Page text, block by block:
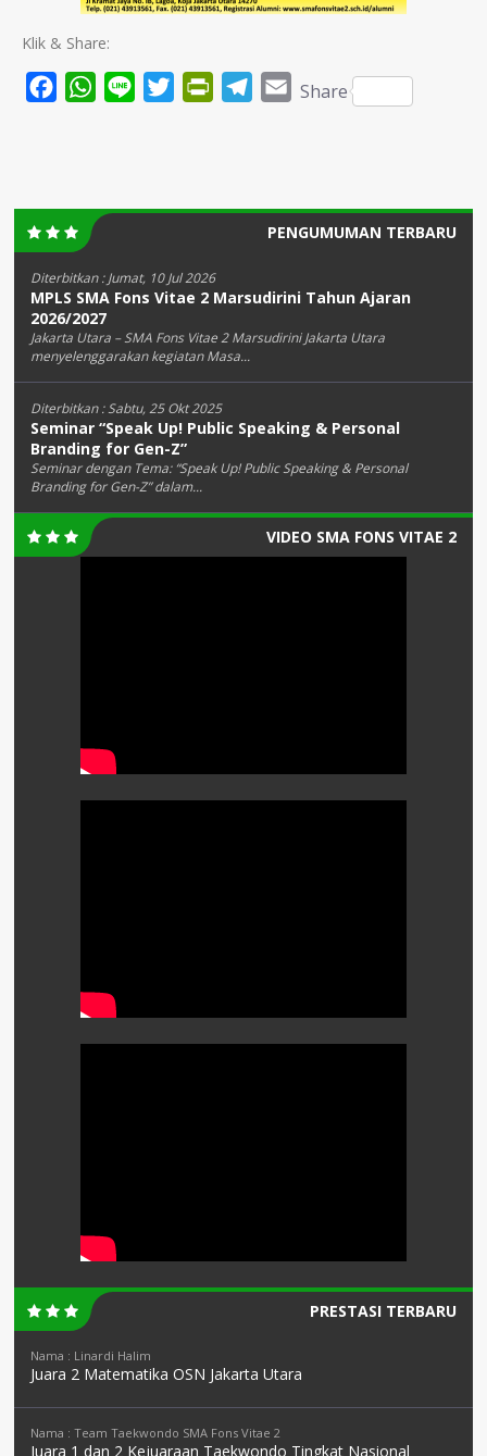
Klik & Share:
FacebookWhatsApp
Line TwitterPrintFriendly
Telegram
Email
Share
PENGUMUMAN TERBARU
Diterbitkan :Jumat, 10 Jul 2026
MPLS SMA Fons Vitae 2 Marsudirini Tahun Ajaran
2026/2027
Jakarta Utara – SMA Fons Vitae 2 Marsudirini Jakarta Utara
menyelenggarakan kegiatan Masa...
Diterbitkan :Sabtu, 25 Okt 2025
Seminar “Speak Up! Public Speaking & Personal
Branding for Gen-Z”
Seminar dengan Tema: “Speak Up! Public Speaking & Personal
Branding for Gen-Z” dalam...
VIDEO SMA FONS VITAE 2
PRESTASI TERBARU
Nama : Linardi Halim
Juara 2 Matematika OSN Jakarta Utara
Nama : Team Taekwondo SMA Fons Vitae 2
Juara 1 dan 2 Kejuaraan Taekwondo Tingkat Nasional